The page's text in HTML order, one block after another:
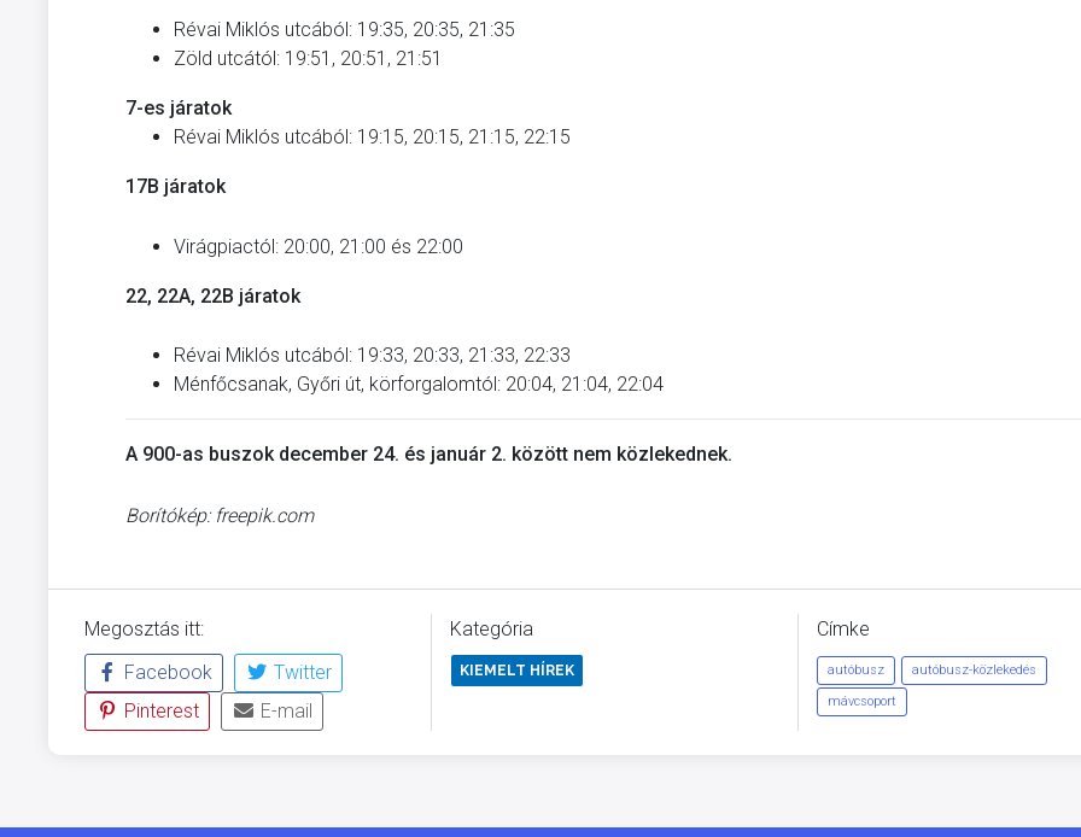
Révai Miklós utcából: 19:35, 20:35, 21:35
Zöld utcától: 19:51, 20:51, 21:51
7-es járatok
Révai Miklós utcából: 19:15, 20:15, 21:15, 22:15
17B járatok
Virágpiactól: 20:00, 21:00 és 22:00
22, 22A, 22B járatok
Révai Miklós utcából: 19:33, 20:33, 21:33, 22:33
Ménfőcsanak, Győri út, körforgalomtól: 20:04, 21:04, 22:04
A 900-as buszok december 24. és január 2. között nem közlekednek.
Borítókép: freepik.com
Megosztás itt:
Facebook
Twitter
Pinterest
E-mail
Kategória
KIEMELT HÍREK
Címke
autóbusz
autóbusz-közlekedés
mávcsoport